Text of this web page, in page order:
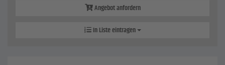
Angebot anfordern
In Liste eintragen